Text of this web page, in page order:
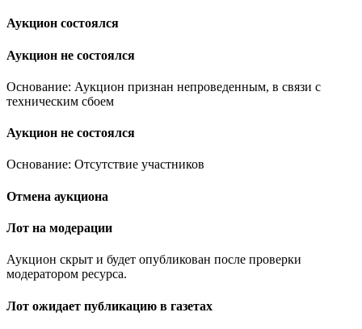
Аукцион состоялся
Аукцион не состоялся
Основание: Аукцион признан непроведенным, в связи с
техническим сбоем
Аукцион не состоялся
Основание: Отсутствие участников
Отмена аукциона
Лот на модерации
Аукцион скрыт и будет опубликован после проверки
модератором ресурса.
Лот ожидает публикацию в газетах